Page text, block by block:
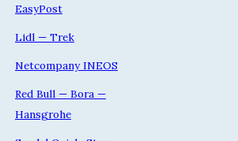
EasyPost
Lidl — Trek
Netcompany INEOS
Red Bull — Bora —
Hansgrohe